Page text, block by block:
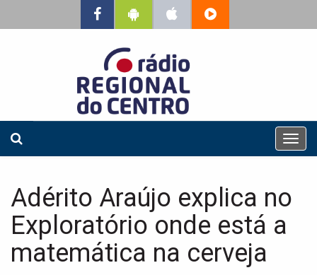
T
o
l
Adérito Araújo explica no
Exploratório onde está a
matemática na cerveja